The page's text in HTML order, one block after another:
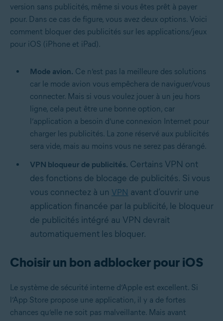
version sans publicités, même si vous êtes prêt à payer
pour. Dans ce cas de figure, vous avez deux options. Voici
comment bloquer des publicités sur les applications/jeux
pour iOS (iPhone et iPad).
Mode avion. Ce n’est pas la meilleure des solutions
car le mode avion vous empêchera de naviguer/vous
connecter. Mais si vous voulez jouer à un jeu hors
ligne, cela peut être une bonne option, car
l’application a besoin d’une connexion Internet pour
charger les publicités. La zone réservé aux publicités
sera vide, mais au moins vous ne serez pas dérangé.
VPN bloqueur de publicités. Certains VPN ont
des fonctions de blocage de publicités. Si vous
vous connectez à un VPN avant d’ouvrir une
application financée par la publicité, le bloqueur
de publicités intégré au VPN devrait
automatiquement les bloquer.
Choisir un bon adblocker pour iOS
Le système de sécurité interne d’Apple est excellent. Si
l’App Store propose une application, il y a de fortes
chances qu’elle ne soit pas malveillante. Mais avant